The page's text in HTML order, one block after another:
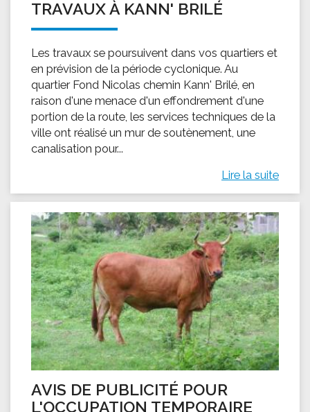
TRAVAUX À KANN' BRILÉ
Les travaux se poursuivent dans vos quartiers et
en prévision de la période cyclonique. Au
quartier Fond Nicolas chemin Kann' Brilé, en
raison d'une menace d'un effondrement d'une
portion de la route, les services techniques de la
ville ont réalisé un mur de soutènement, une
canalisation pour...
Lire la suite
AVIS DE PUBLICITÉ POUR
L'OCCUPATION TEMPORAIRE